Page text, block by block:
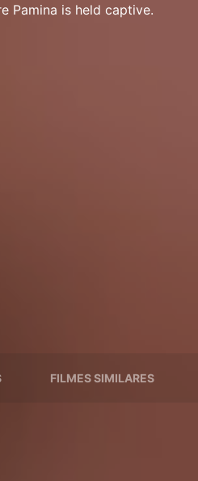
Pamina is held captive.
FILMES SIMILARES